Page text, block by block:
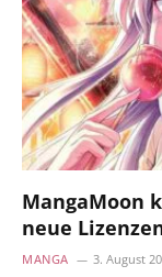
MangaMoon
neue
MANGA 3. August